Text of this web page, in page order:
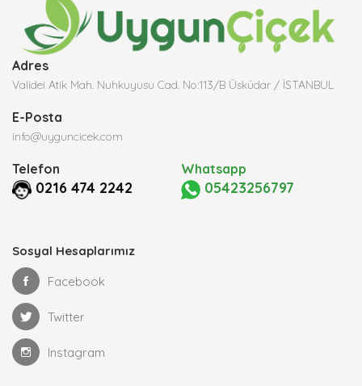
Adres
Validei Atik Mah. Nuhkuyusu Cad. No:113/B Üsküdar / İSTANBUL
E-Posta
info@uyguncicek.com
Telefon
0216 474 2242
Whatsapp
05423256797
Sosyal Hesaplarımız
Facebook
Twitter
Instagram